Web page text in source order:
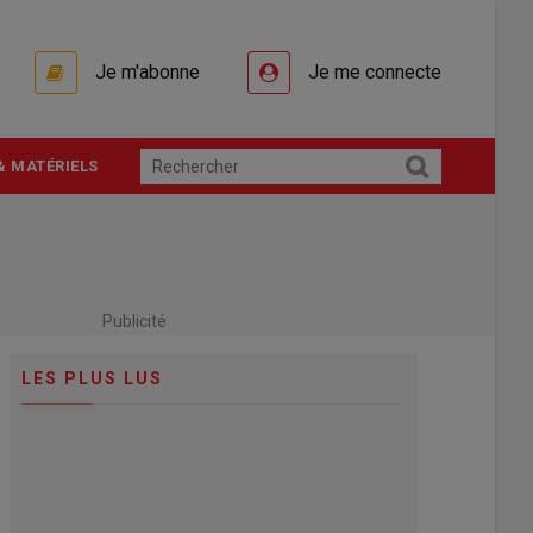
Je m'abonne Je me connecte
MATÉRIELS
Publicité
LES PLUS LUS